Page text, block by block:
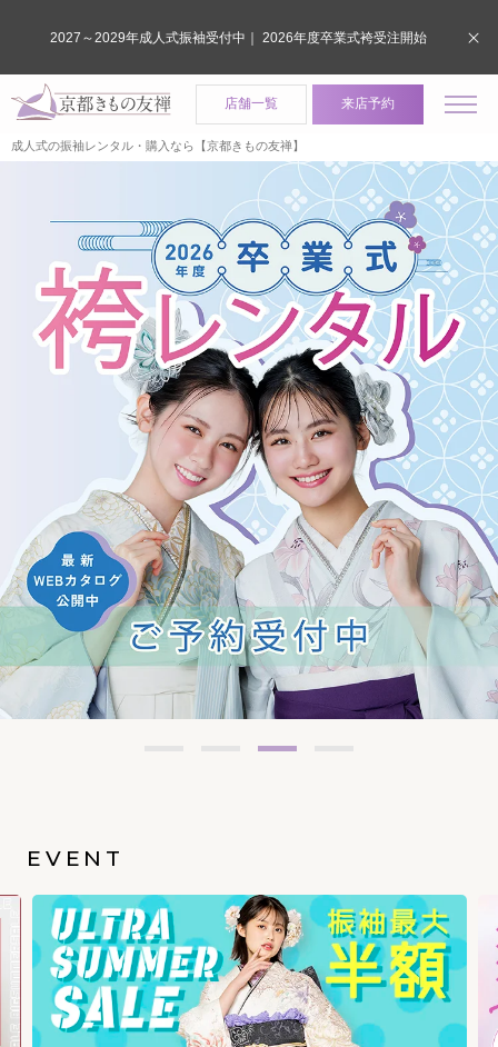
店舗一覧 来店予約
成人式の振袖レンタル・購入なら【京都きもの友禅】
EVENT
2027～2029年成人式振袖受付中｜ 2026年度卒業式袴受注開始